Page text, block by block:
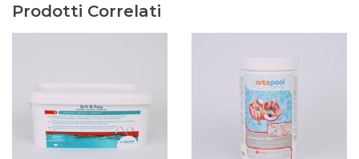
Prodotti Correlati